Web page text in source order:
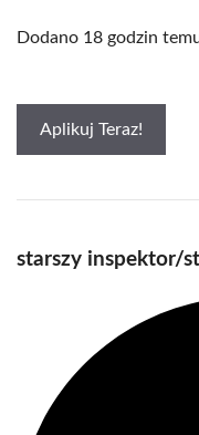
Dodano 18 godzin
Aplikuj Teraz!
starszy inspektor/